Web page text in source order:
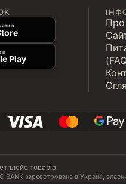
в
в
Play
Про
товарів
BANK зареєстрована в Україні,